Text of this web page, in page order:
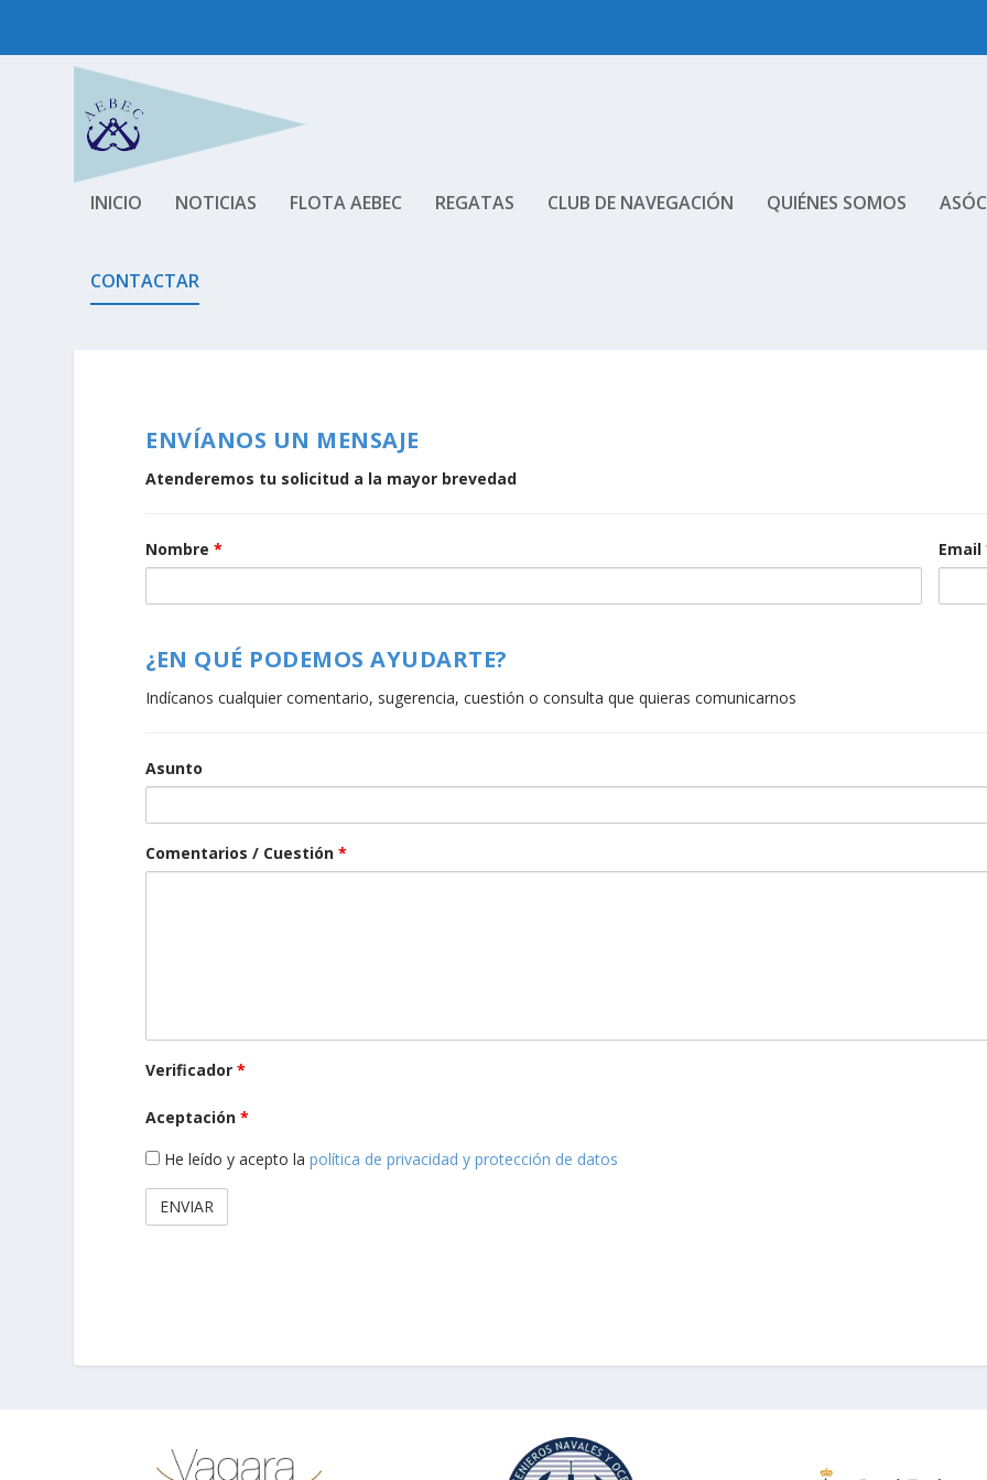
INICIO NOTICIAS FLOTA AEBEC REGATAS CLUB DE NAVEGACIÓN QUIÉNES SOMOS
CONTACTAR
ENVÍANOS UN MENSAJE
Atenderemos tu solicitud a la mayor brevedad
Nombre * Email
¿EN QUÉ PODEMOS AYUDARTE?
Indícanos cualquier comentario, sugerencia, cuestión o consulta que quieras comunicarnos
Asunto
Comentarios / Cuestión *
Verificador *
Aceptación *
He leído y acepto la política de privacidad y protección de datos